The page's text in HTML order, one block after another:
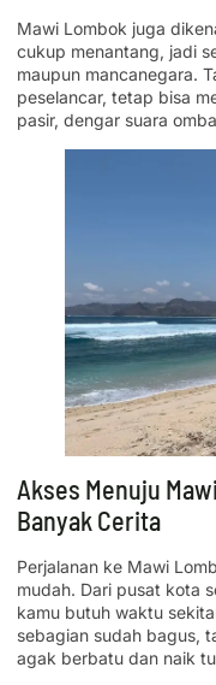
Mawi Lombok juga
cukup menantang, jadi
maupun mancanegara.
peselancar, tetap bisa
pasir, dengar suara
Akses Menuju
Banyak Cerita
Perjalanan ke Mawi
mudah. Dari pusat kota
kamu butuh waktu
sebagian sudah bagus,
agak berbatu dan naik